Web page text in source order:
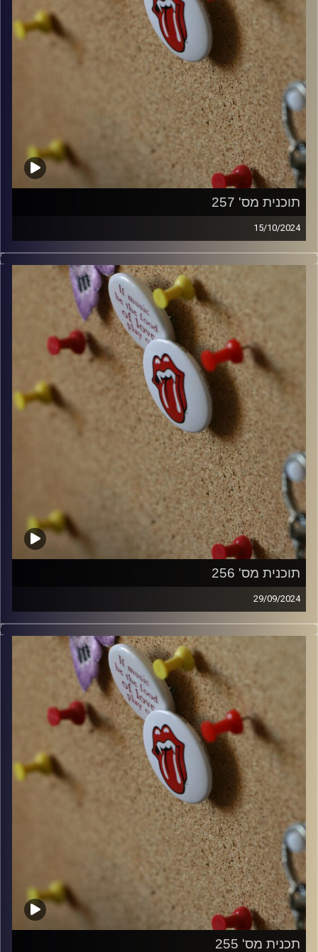
תוכנית מס' 257
15/10/2024
קלאסיקות רוק עם אורן הוף
włodi
תוכנית מס' 256
29/09/2024
קלאסיקות רוק עם אורן הוף
włodi
תכנית מס' 255